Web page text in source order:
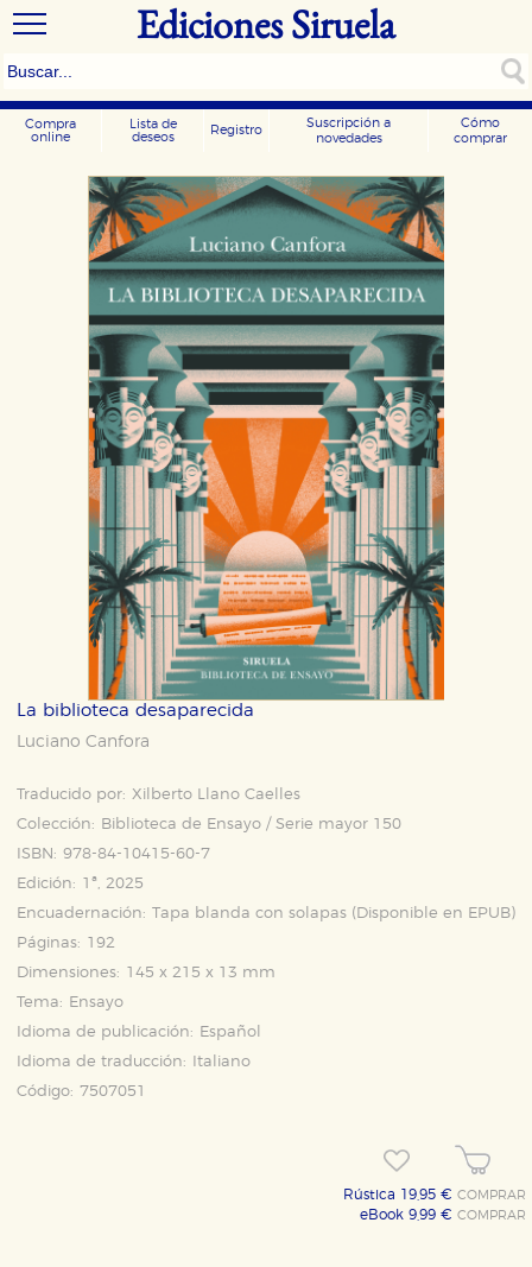
Ediciones Siruela
Compra
online
Lista de
deseos
Registro
Suscripción a
novedades
Cómo
comprar
La biblioteca desaparecida
Luciano Canfora
Traducido por: Xilberto Llano Caelles
Colección:
Biblioteca de Ensayo / Serie mayor 150
ISBN: 978-84-10415-60-7
Edición: 1ª, 2025
Encuadernación: Tapa blanda con solapas (Disponible en EPUB)
Páginas: 192
Dimensiones: 145 x 215 x 13 mm
Tema:
Ensayo
Idioma de publicación:
Español
Idioma de traducción:
Italiano
Código: 7507051
Rústica 19,95 €COMPRAR
eBook 9,99 €COMPRAR